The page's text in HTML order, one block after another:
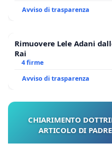
Avviso di trasparenza
Rimuovere Lele Adani
Rai
4 firme
Avviso di trasparenza
CHIARIMENTO
ARTICOLO DI